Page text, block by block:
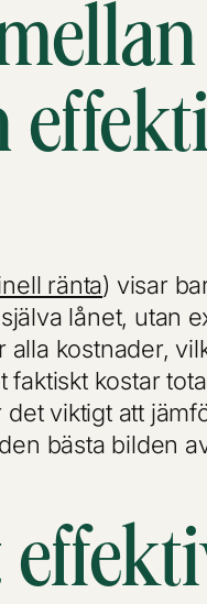
ränta) visar
lånet, utan
alla kostnader,
kostar
det viktigt att
bästa bilden